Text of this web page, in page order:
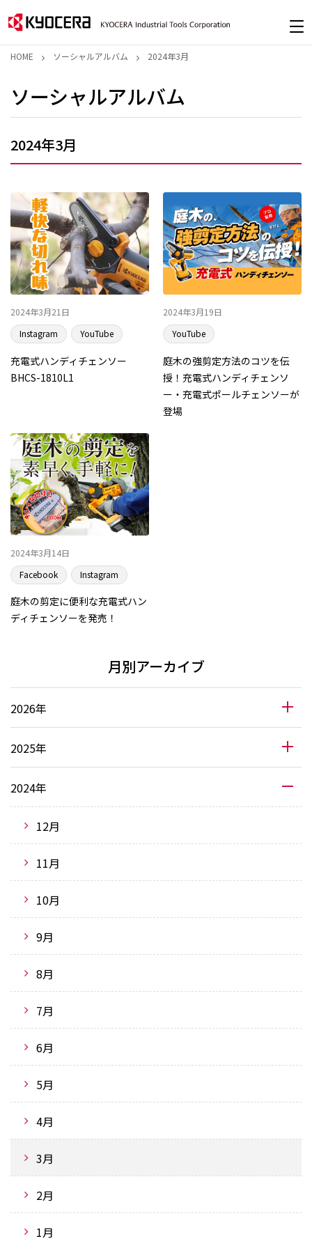
HOME ソーシャルアルバム 2024年3月
ソーシャルアルバム
2024年3月
2024年3月21日
Instagram
YouTube
充電式ハンディチェンソー
BHCS-1810L1
2024年3月19日
YouTube
庭木の強剪定方法のコツを伝
授！充電式ハンディチェンソ
ー・充電式ポールチェンソーが
登場
2024年3月14日
Facebook
Instagram
庭木の剪定に便利な充電式ハン
ディチェンソーを発売！
月別アーカイブ
2026年
2025年
2024年
12月
11月
10月
9月
8月
7月
6月
5月
4月
3月
2月
1月